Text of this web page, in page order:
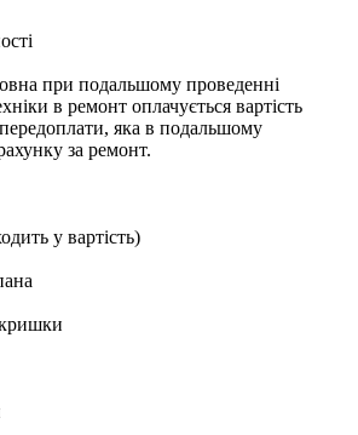
при подальшому проведенні
в ремонт оплачується вартість
передоплати, яка в подальшому
за ремонт.
у вартість)